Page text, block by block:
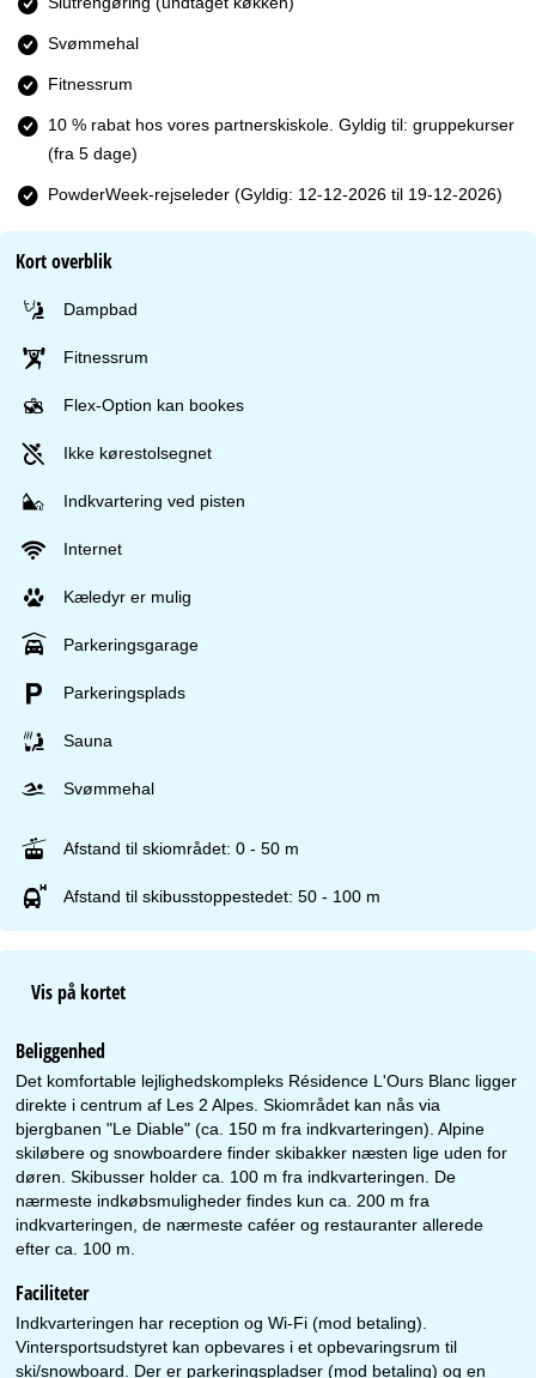
Svømmehal
Fitnessrum
10 % rabat hos vores partnerskiskole. Gyldig til: gruppekurser
(fra 5 dage)
PowderWeek-rejseleder (Gyldig: 12-12-2026 til 19-12-2026)
Kort overblik
Dampbad
Fitnessrum
Flex-Option kan bookes
Ikke kørestolsegnet
Indkvartering ved pisten
Internet
Kæledyr er mulig
Parkeringsgarage
Parkeringsplads
Sauna
Svømmehal
Afstand til skiområdet: 0 - 50 m
Afstand til skibusstoppestedet: 50 - 100 m
Vis på kortet
Beliggenhed
Det komfortable lejlighedskompleks Résidence L'Ours Blanc ligger
direkte i centrum af Les 2 Alpes. Skiområdet kan nås via
bjergbanen "Le Diable" (ca. 150 m fra indkvarteringen). Alpine
skiløbere og snowboardere finder skibakker næsten lige uden for
døren. Skibusser holder ca. 100 m fra indkvarteringen. De
nærmeste indkøbsmuligheder findes kun ca. 200 m fra
indkvarteringen, de nærmeste caféer og restauranter allerede
efter ca. 100 m.
Faciliteter
Indkvarteringen har reception og Wi-Fi (mod betaling).
Vintersportsudstyret kan opbevares i et opbevaringsrum til
ski/snowboard. Der er parkeringspladser (mod betaling) og en